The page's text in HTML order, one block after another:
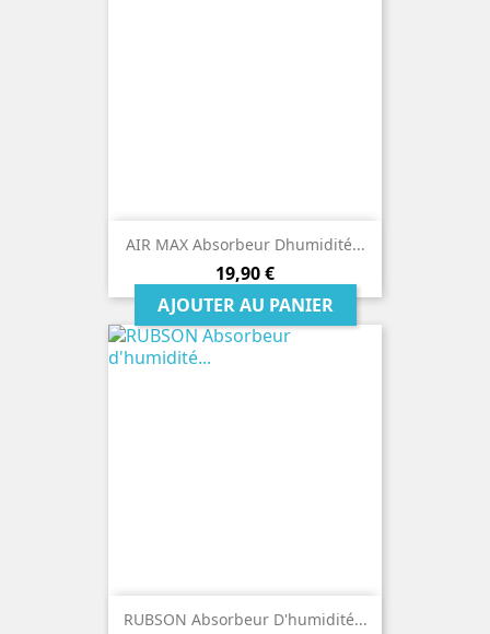
AIR MAX Absorbeur Dhumidité...
Prix
19,90 €
AJOUTER AU PANIER
RUBSON Absorbeur D'humidité...